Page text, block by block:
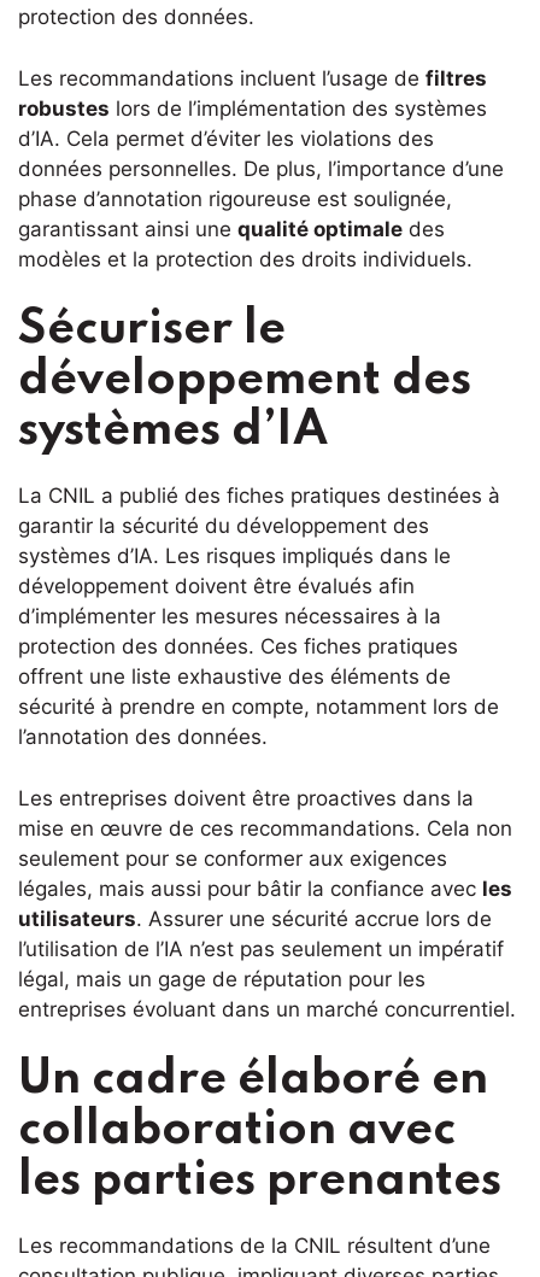
protection des données.
Les recommandations incluent l’usage de filtres
robustes lors de l’implémentation des systèmes
d’IA. Cela permet d’éviter les violations des
données personnelles. De plus, l’importance d’une
phase d’annotation rigoureuse est soulignée,
garantissant ainsi une qualité optimale des
modèles et la protection des droits individuels.
Sécuriser le
développement des
systèmes d’IA
La CNIL a publié des fiches pratiques destinées à
garantir la sécurité du développement des
systèmes d’IA. Les risques impliqués dans le
développement doivent être évalués afin
d’implémenter les mesures nécessaires à la
protection des données. Ces fiches pratiques
offrent une liste exhaustive des éléments de
sécurité à prendre en compte, notamment lors de
l’annotation des données.
Les entreprises doivent être proactives dans la
mise en œuvre de ces recommandations. Cela non
seulement pour se conformer aux exigences
légales, mais aussi pour bâtir la confiance avec les
utilisateurs. Assurer une sécurité accrue lors de
l’utilisation de l’IA n’est pas seulement un impératif
légal, mais un gage de réputation pour les
entreprises évoluant dans un marché concurrentiel.
Un cadre élaboré en
collaboration avec
les parties prenantes
Les recommandations de la CNIL résultent d’une